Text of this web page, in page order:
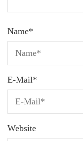
Name*
E-Mail*
Website